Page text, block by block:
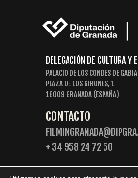
DELEGACIÓN DE CULTURA Y
PALACIO DE LOS CONDES DE GABIA
PLAZA DE LOS GIRONES, 1
18009 GRANADA (ESPAÑA)
CONTACTO
+ 34 958 24 72 50